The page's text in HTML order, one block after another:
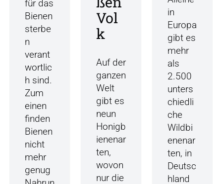
für das
Bienen
sterbe
n
verant
wortlic
h sind.
Zum
einen
finden
Bienen
nicht
mehr
genug
Vol
k
Auf der
ganzen
Welt
gibt es
neun
Honigb
ienenar
ten,
wovon
nur die
in
Europa
gibt es
mehr
als
2.500
unters
chiedli
che
Wildbi
enenar
ten, in
Deutsc
hland